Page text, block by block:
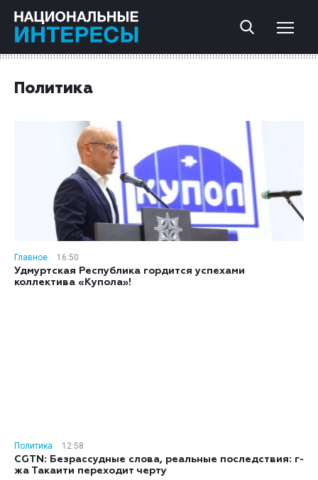
Политика
Главное
16:50
Удмуртская Республика гордится успехами
коллектива «Купола»!
Политика
12:58
CGTN: Безрассудные слова, реальные последствия: г-
жа Такаити переходит черту